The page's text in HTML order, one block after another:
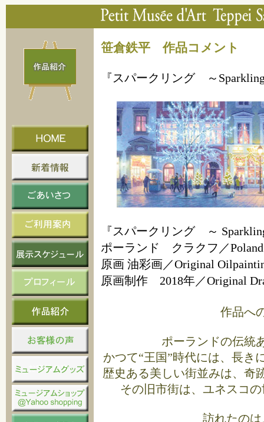
笹倉鉄平 作品コメント
『スパークリング ～
『スパークリング ～
ポーランド クラクフ／
原画 油彩画／Original
原画制作 2018年／Original
作品へ
ポーランドの伝統
かつて“王国”時代には、長き
歴史ある美しい街並みは、奇
その旧市街は、ユネスコ
訪れたの